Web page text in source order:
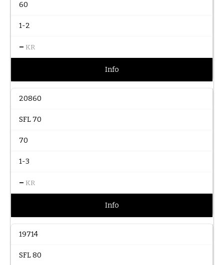
60
1-2
– KR
Info
20860
SFL 70
70
1-3
– KR
Info
19714
SFL 80